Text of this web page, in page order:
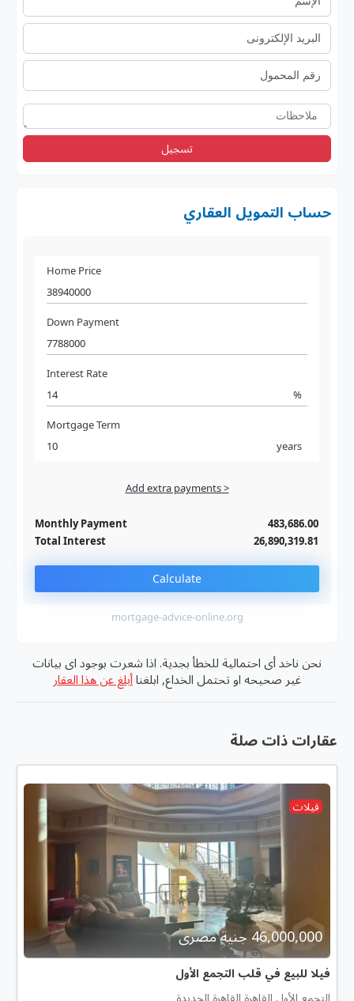
تسجيل
حساب التمويل العقاري
Home Price
Down Payment
Interest Rate
%
Mortgage Term
years
Add extra payments >
Monthly Payment
483,686.00
Total Interest
26,890,319.81
Calculate
mortgage-advice-online.org
نحن ناخد أى احتمالية للخطأ بجدية. اذا شعرت بوجود اى بيانات
غير صحيحه او تحتمل الخداع, ابلغنا أبلغ عن هذا العقار
عقارات ذات صلة
فيلات
46,000,000 جنية مصرى
فيلا للبيع في قلب التجمع الأول
التجمع الأول القاهرة القاهرة الجديدة